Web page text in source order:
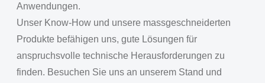
Anwendungen.
Unser Know-How und unsere massgeschneiderten
Produkte befähigen uns, gute Lösungen für
anspruchsvolle technische Herausforderungen zu
finden. Besuchen Sie uns an unserem Stand und